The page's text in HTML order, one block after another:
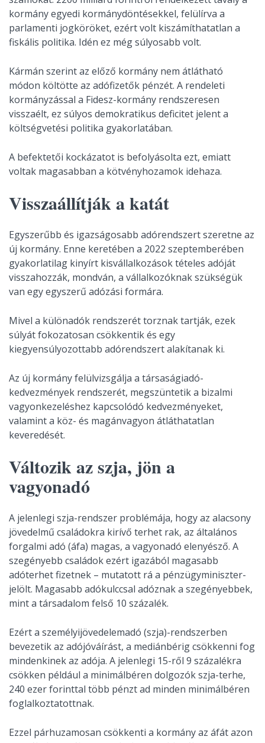
kormány egyedi kormánydöntésekkel, felülírva a
parlamenti jogköröket, ezért volt kiszámíthatatlan a
fiskális politika. Idén ez még súlyosabb volt.
Kármán szerint az előző kormány nem átlátható
módon költötte az adófizetők pénzét. A rendeleti
kormányzással a Fidesz-kormány rendszeresen
visszaélt, ez súlyos demokratikus deficitet jelent a
költségvetési politika gyakorlatában.
A befektetői kockázatot is befolyásolta ezt, emiatt
voltak magasabban a kötvényhozamok idehaza.
Visszaállítják a katát
Egyszerűbb és igazságosabb adórendszert szeretne az
új kormány. Enne keretében a 2022 szeptemberében
gyakorlatilag kinyírt kisvállalkozások tételes adóját
visszahozzák, mondván, a vállalkozóknak szükségük
van egy egyszerű adózási formára.
Mivel a különadók rendszerét torznak tartják, ezek
súlyát fokozatosan csökkentik és egy
kiegyensúlyozottabb adórendszert alakítanak ki.
Az új kormány felülvizsgálja a társaságiadó-
kedvezmények rendszerét, megszüntetik a bizalmi
vagyonkezeléshez kapcsolódó kedvezményeket,
valamint a köz- és magánvagyon átláthatatlan
keveredését.
Változik az szja, jön a
vagyonadó
A jelenlegi szja-rendszer problémája, hogy az alacsony
jövedelmű családokra kirívő terhet rak, az általános
forgalmi adó (áfa) magas, a vagyonadó elenyésző. A
szegényebb családok ezért igazából magasabb
adóterhet fizetnek – mutatott rá a pénzügyminiszter-
jelölt. Magasabb adókulccsal adóznak a szegényebbek,
mint a társadalom felső 10 százalék.
Ezért a személyijövedelemadó (szja)-rendszerben
bevezetik az adójóváírást, a mediánbérig csökkenni fog
mindenkinek az adója. A jelenlegi 15-ről 9 százalékra
csökken például a minimálbéren dolgozók szja-terhe,
240 ezer forinttal több pénzt ad minden minimálbéren
foglalkoztatottnak.
Ezzel párhuzamosan csökkenti a kormány az áfát azon